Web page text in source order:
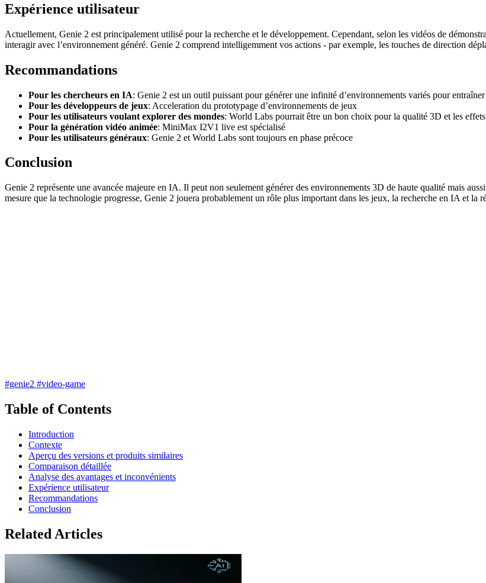
Expérience utilisateur
Actuellement, Genie 2 est principalement utilisé pour la recherche et le développement. Cependant, selon les vidéos de
interagir avec l’environnement généré. Genie 2 comprend intelligemment vos actions - par exemple, les touches de direction
Recommandations
Pour les chercheurs en IA: Genie 2 est un outil puissant pour générer une infinité d’environnements variés pour
Pour les développeurs de jeux: Acceleration du prototypage d’environnements de jeux
Pour les utilisateurs voulant explorer des mondes: World Labs pourrait être un bon choix pour la qualité 3D et les effets
Pour la génération vidéo animée: MiniMax I2V1 live est spécialisé
Pour les utilisateurs généraux: Genie 2 et World Labs sont toujours en phase précoce
Conclusion
Genie 2 représente une avancée majeure en IA. Il peut non seulement générer des environnements 3D de haute qualité mais
mesure que la technologie progresse, Genie 2 jouera probablement un rôle plus important dans les jeux, la recherche en IA et la
#genie2 #video-game
Table of Contents
Introduction
Contexte
Aperçu des versions et produits similaires
Comparaison détaillée
Analyse des avantages et inconvénients
Expérience utilisateur
Recommandations
Conclusion
Related Articles